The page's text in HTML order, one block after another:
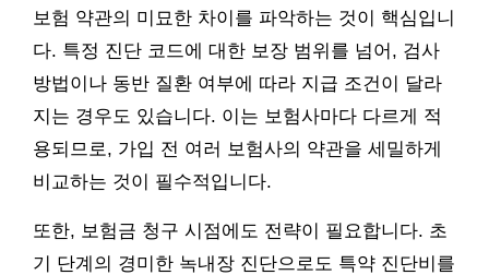
보험 약관의 미묘한 차이를 파악하는 것이 핵심입니
다. 특정 진단 코드에 대한 보장 범위를 넘어, 검사
방법이나 동반 질환 여부에 따라 지급 조건이 달라
지는 경우도 있습니다. 이는 보험사마다 다르게 적
용되므로, 가입 전 여러 보험사의 약관을 세밀하게
비교하는 것이 필수적입니다.
또한, 보험금 청구 시점에도 전략이 필요합니다. 초
기 단계의 경미한 녹내장 진단으로도 특약 진단비를